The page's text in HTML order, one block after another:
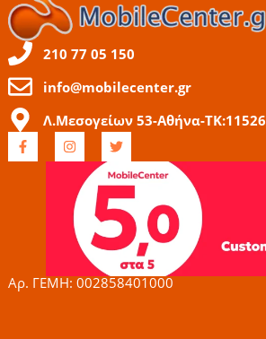
210 77 05 150
info@mobilecenter.gr
Λ.Μεσογείων 53-Αθήνα-ΤΚ:11526
F
a
c
I
n
s
g
r
a
m
T
w
t
t
e
r
Αρ. ΓΕΜΗ: 002858401000